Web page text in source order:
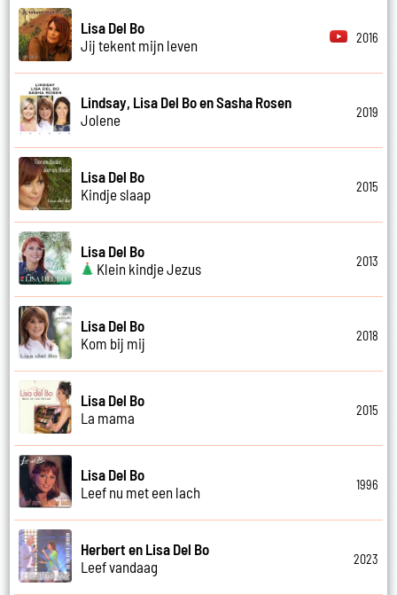
Lisa Del Bo
Jij tekent mijn leven
2016
Lindsay, Lisa Del Bo en Sasha Rosen
Jolene
2019
Lisa Del Bo
Kindje slaap
2015
Lisa Del Bo
Klein kindje Jezus
2013
Lisa Del Bo
Kom bij mij
2018
Lisa Del Bo
La mama
2015
Lisa Del Bo
Leef nu met een lach
1996
Herbert en Lisa Del Bo
Leef vandaag
2023